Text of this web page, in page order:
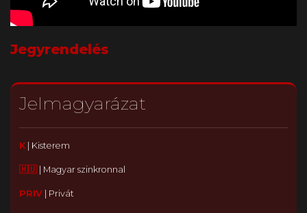
Jegyrendelés
Jelmagyarázat
K| Kisterem
🇭🇺| Magyar szinkronnal
PRIV| Privát